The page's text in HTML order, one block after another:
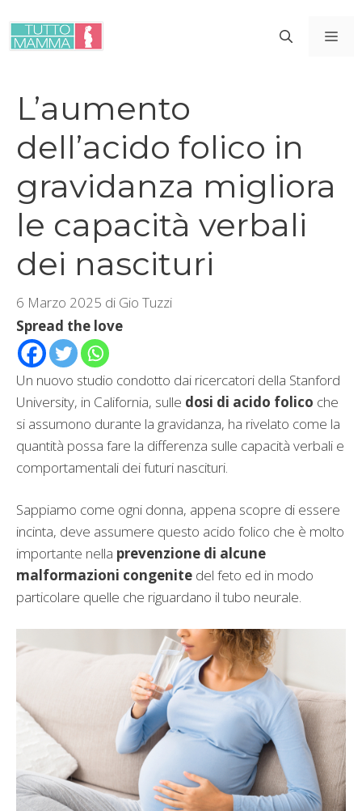
contenuto
L’aumento
dell’acido folico in
gravidanza migliora
le capacità verbali
dei nascituri
6 Marzo 2025 di Gio Tuzzi
Spread the love
Un nuovo studio condotto dai ricercatori della Stanford
University, in California, sulle dosi di acido folico che
si assumono durante la gravidanza, ha rivelato come la
quantità possa fare la differenza sulle capacità verbali e
comportamentali dei futuri nascituri.
Sappiamo come ogni donna, appena scopre di essere
incinta, deve assumere questo acido folico che è molto
importante nella prevenzione di alcune
malformazioni congenite del feto ed in modo
particolare quelle che riguardano il tubo neurale.